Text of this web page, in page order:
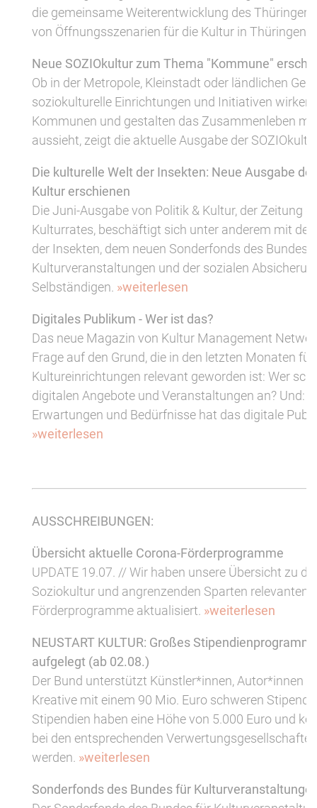
die gemeinsame Weiterentwicklung des Thüringer
von Öffnungsszenarien für die Kultur in Thüringen.
Neue SOZIOkultur zum Thema "Kommune"
Ob in der Metropole, Kleinstadt oder ländlichen
soziokulturelle Einrichtungen und Initiativen wirken
Kommunen und gestalten das Zusammenleben
aussieht, zeigt die aktuelle Ausgabe der
Die kulturelle Welt der Insekten: Neue Ausgabe
Kultur erschienen
Die Juni-Ausgabe von Politik & Kultur, der Zeitung
Kulturrates, beschäftigt sich unter anderem mit der
der Insekten, dem neuen Sonderfonds des Bundes
Kulturveranstaltungen und der sozialen
Selbständigen. »weiterlesen
Digitales Publikum - Wer ist das?
Das neue Magazin von Kultur Management
Frage auf den Grund, die in den letzten Monaten für
Kultureinrichtungen relevant geworden ist: Wer
digitalen Angebote und Veranstaltungen an? Und:
Erwartungen und Bedürfnisse hat das digitale
»weiterlesen
AUSSCHREIBUNGEN:
Übersicht aktuelle Corona-Förderprogramme
UPDATE 19.07. // Wir haben unsere Übersicht zu
Soziokultur und angrenzenden Sparten relevanten
Förderprogramme aktualisiert. »weiterlesen
NEUSTART KULTUR: Großes
aufgelegt (ab 02.08.)
Der Bund unterstützt Künstler*innen, Autor*innen
Kreative mit einem 90 Mio. Euro schweren
Stipendien haben eine Höhe von 5.000 Euro und
bei den entsprechenden
werden. »weiterlesen
Sonderfonds des Bundes für